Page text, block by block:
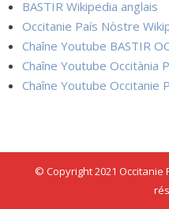
BASTIR Wikipedia anglais
Occitanie País Nòstre
Chaîne Youtube BASTIR
Chaîne Youtube Occitània
Chaîne Youtube Occitanie
© Copyright 2021 Occitanie